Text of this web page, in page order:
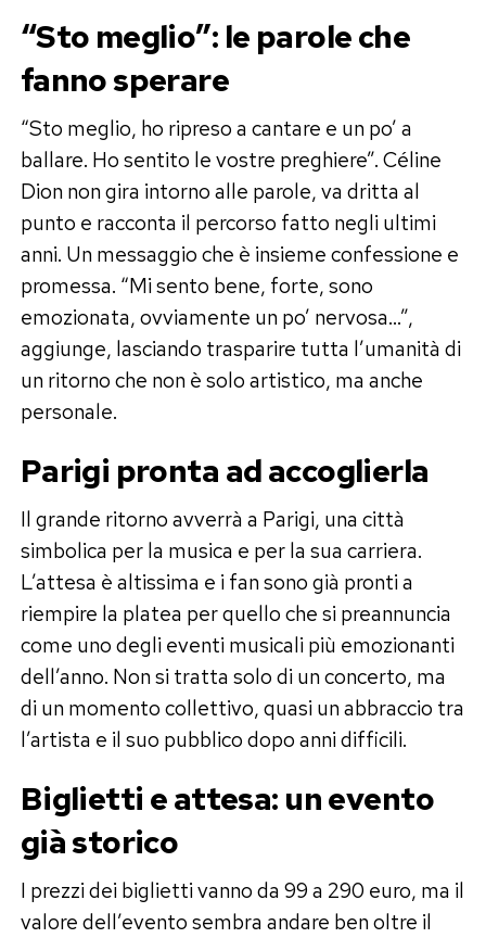
“Sto meglio”: le parole che
fanno sperare
“Sto meglio, ho ripreso a cantare e un po’ a
ballare. Ho sentito le vostre preghiere”. Céline
Dion non gira intorno alle parole, va dritta al
punto e racconta il percorso fatto negli ultimi
anni. Un messaggio che è insieme confessione e
promessa. “Mi sento bene, forte, sono
emozionata, ovviamente un po’ nervosa…”,
aggiunge, lasciando trasparire tutta l’umanità di
un ritorno che non è solo artistico, ma anche
personale.
Parigi pronta ad accoglierla
Il grande ritorno avverrà a Parigi, una città
simbolica per la musica e per la sua carriera.
L’attesa è altissima e i fan sono già pronti a
riempire la platea per quello che si preannuncia
come uno degli eventi musicali più emozionanti
dell’anno. Non si tratta solo di un concerto, ma
di un momento collettivo, quasi un abbraccio tra
l’artista e il suo pubblico dopo anni difficili.
Biglietti e attesa: un evento
già storico
I prezzi dei biglietti vanno da 99 a 290 euro, ma il
valore dell’evento sembra andare ben oltre il